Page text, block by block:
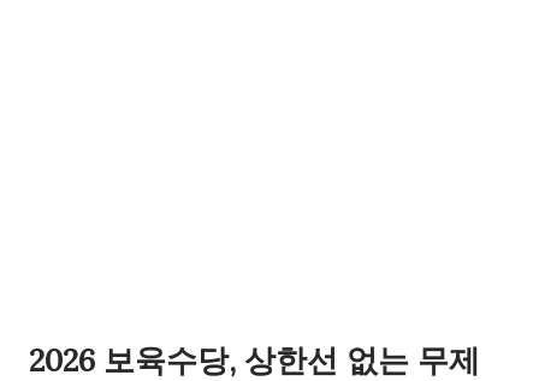
2026 보육수당, 상한선 없는 무제